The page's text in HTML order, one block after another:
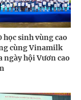
học sinh vùng cao
cùng Vinamilk
ngày hội Vươn cao